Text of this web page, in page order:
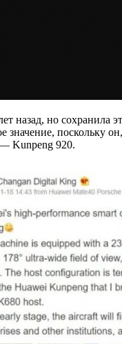
назад, но сохранила
поскольку
Kunpeng 920.